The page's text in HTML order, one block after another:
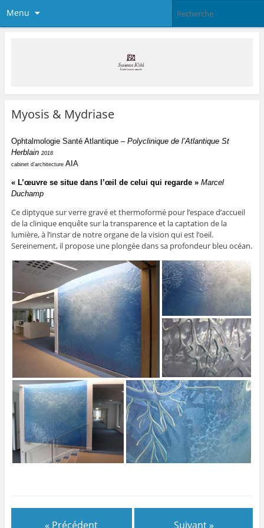
Menu
Myosis & Mydriase
Ophtalmologie Santé Atlantique– Polyclinique de l’Atlantique St
Herblain 2018
cabinet d’architectureAIA
« L’œuvre se situe dans l’œil de celui qui regarde » Marcel
Duchamp
Ce diptyque sur verre gravé et thermoformé pour l’espace d’accueil
de la clinique enquête sur la transparence et la captation de la
lumière, à l’instar de notre organe de la vision qui est l’oeil.
Sereinement, il propose une plongée dans sa profondeur bleu océan.
« Précédent Suivant »